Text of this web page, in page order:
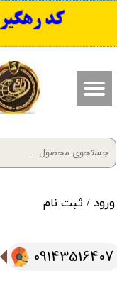
ورود / ثبت نام
حساب کاربری من
سفارشات
​کد
09143516407​​​​​​​